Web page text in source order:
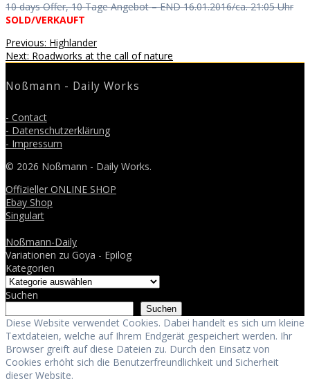
10 days Offer, 10 Tage Angebot – END 16.01.2016/ca. 21:05 Uhr
SOLD/VERKAUFT
Beitragsnavigation
Previous: Previous
post:
Highlander
Next: Next
Roadworks at the call of nature
Noßmann - Daily Works
- Contact
- Datenschutzerklärung
- Impressum
© 2026 Noßmann - Daily Works.
Offizieller ONLINE SHOP
Ebay Shop
Singulart
Noßmann-Daily
Variationen zu Goya - Epilog
Kategorien
Suchen
Suchen
Diese Website verwendet Cookies. Dabei handelt es sich um kleine
Textdateien, welche auf Ihrem Endgerät gespeichert werden. Ihr
Browser greift auf diese Dateien zu. Durch den Einsatz von
Cookies erhöht sich die Benutzerfreundlichkeit und Sicherheit
dieser Website.